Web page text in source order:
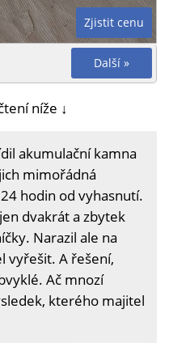
Zjistit cenu
Další »
níže ↓
akumulační kamna
mimořádná
hodin od vyhasnutí.
dvakrát a zbytek
Narazil ale na
vyřešit. A řešení,
Ač mnozí
kterého majitel